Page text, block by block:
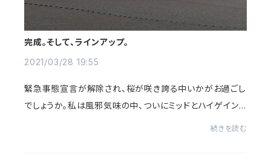
完成。そして、ラインアップ。
2021/03/28 19:55
緊急事態宣言が解除され、桜が咲き誇る中いかがお過ごし
でしょうか。私は風邪気味の中、ついにミッドとハイゲイン
続きを読む